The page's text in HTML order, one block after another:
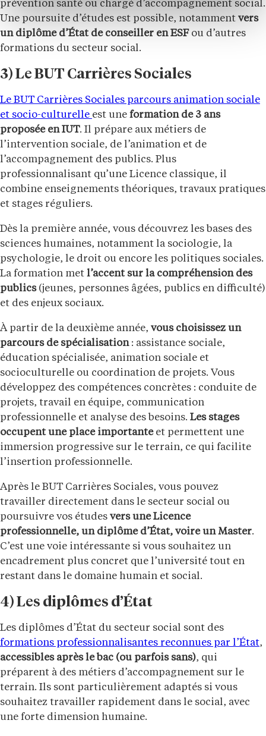
prévention santé ou chargé d’accompagnement social.
Une poursuite d’études est possible, notamment vers
un diplôme d’État de conseiller en ESFou d’autres
formations du secteur social.
3) Le BUT Carrières Sociales
Le BUT Carrières Sociales parcours animation sociale
et socio-culturelle est une formation de 3 ans
proposée en IUT. Il prépare aux métiers de
l’intervention sociale, de l’animation et de
l’accompagnement des publics. Plus
professionnalisant qu’une Licence classique, il
combine enseignements théoriques, travaux pratiques
et stages réguliers.
Dès la première année, vous découvrez les bases des
sciences humaines, notamment la sociologie, la
psychologie, le droit ou encore les politiques sociales.
La formation met l’accent sur la compréhension des
publics(jeunes, personnes âgées, publics en difficulté)
et des enjeux sociaux.
À partir de la deuxième année, vous choisissez un
parcours de spécialisation: assistance sociale,
éducation spécialisée, animation sociale et
socioculturelle ou coordination de projets. Vous
développez des compétences concrètes : conduite de
projets, travail en équipe, communication
professionnelle et analyse des besoins. Les stages
occupent une place importanteet permettent une
immersion progressive sur le terrain, ce qui facilite
l’insertion professionnelle.
Après le BUT Carrières Sociales, vous pouvez
travailler directement dans le secteur social ou
poursuivre vos études vers une Licence
professionnelle, un diplôme d’État, voire un Master.
C’est une voie intéressante si vous souhaitez un
encadrement plus concret que l’université tout en
restant dans le domaine humain et social.
4) Les diplômes d’État
Les diplômes d’État du secteur social sont des
formations professionnalisantes reconnues par l’État,
accessibles après le bac (ou parfois sans), qui
préparent à des métiers d’accompagnement sur le
terrain. Ils sont particulièrement adaptés si vous
souhaitez travailler rapidement dans le social, avec
une forte dimension humaine.